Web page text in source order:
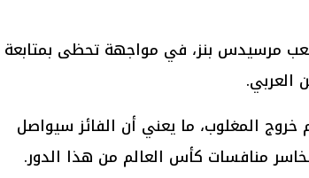
مرسيدس بنز، في مواجهة تحظى بمتابعة
العربي.
خروج المغلوب، ما يعني أن الفائز سيواصل
منافسات كأس العالم من هذا الدور.